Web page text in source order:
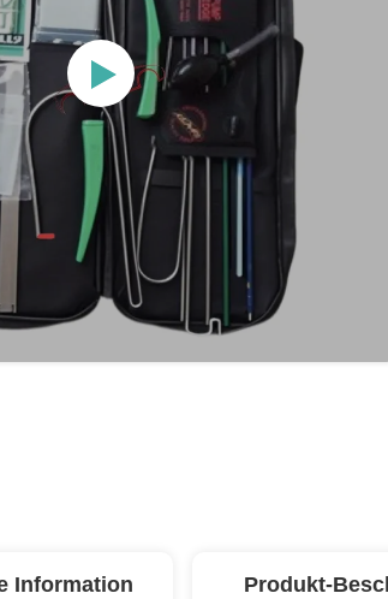
Information Produkt-